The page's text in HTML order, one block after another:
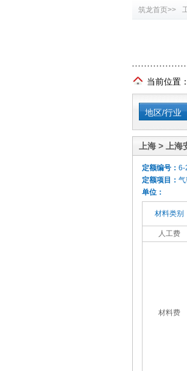
筑龙首页>>
当前位置：
地区/行业
上海 > 上海
定额编号： 6-
定额项目：
单位：
材料类别
人工费
材料费